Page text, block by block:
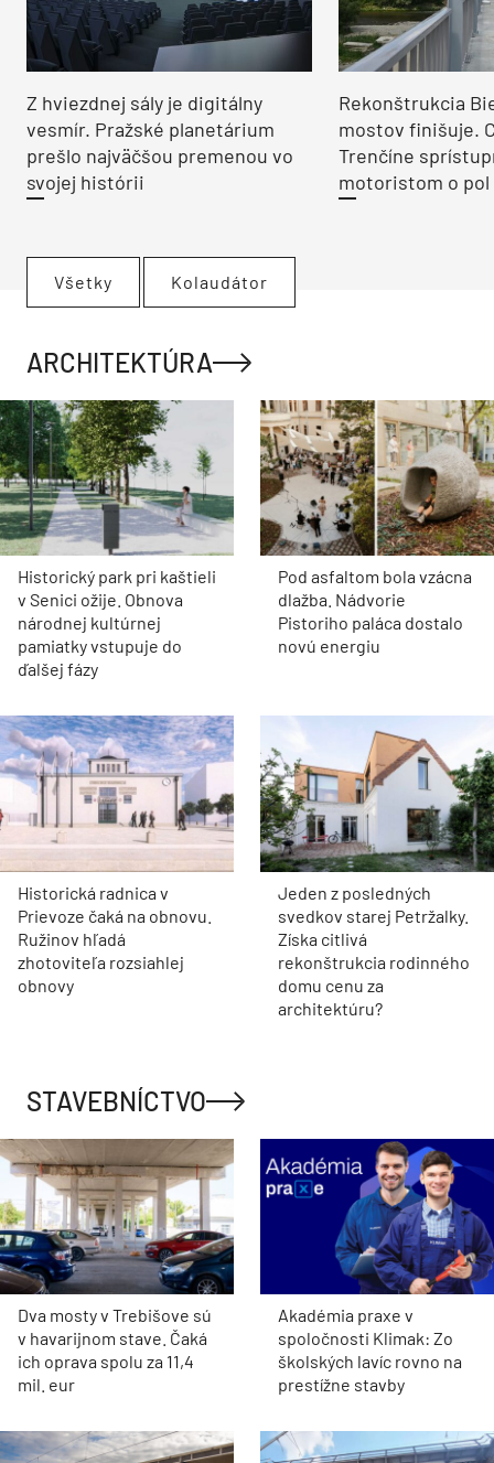
Z hviezdnej sály je digitálny
vesmír. Pražské planetárium
prešlo najväčšou premenou vo
svojej histórii
Rekonštrukcia
mostov finišuje.
Trenčíne
motoristom o pol
Všetky Kolaudátor
ARCHITEKTÚRA
Historický park pri kaštieli
v Senici ožije. Obnova
národnej kultúrnej
pamiatky vstupuje do
ďalšej fázy
Pod asfaltom bola vzácna
dlažba. Nádvorie
Pistoriho paláca dostalo
novú energiu
Historická radnica v
Prievoze čaká na obnovu.
Ružinov hľadá
zhotoviteľa rozsiahlej
obnovy
Jeden z posledných
svedkov starej Petržalky.
Získa citlivá
rekonštrukcia rodinného
domu cenu za
architektúru?
STAVEBNÍCTVO
Dva mosty v Trebišove sú
v havarijnom stave. Čaká
ich oprava spolu za 11,4
mil. eur
Akadémia praxe v
spoločnosti Klimak: Zo
školských lavíc rovno na
prestížne stavby